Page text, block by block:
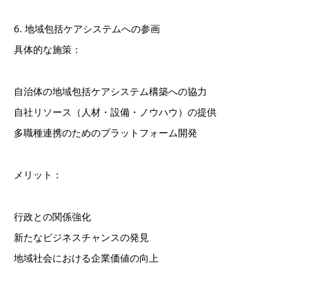
6. 地域包括ケアシステムへの参画
具体的な施策：
自治体の地域包括ケアシステム構築への協力
自社リソース（人材・設備・ノウハウ）の提供
多職種連携のためのプラットフォーム開発
メリット：
行政との関係強化
新たなビジネスチャンスの発見
地域社会における企業価値の向上